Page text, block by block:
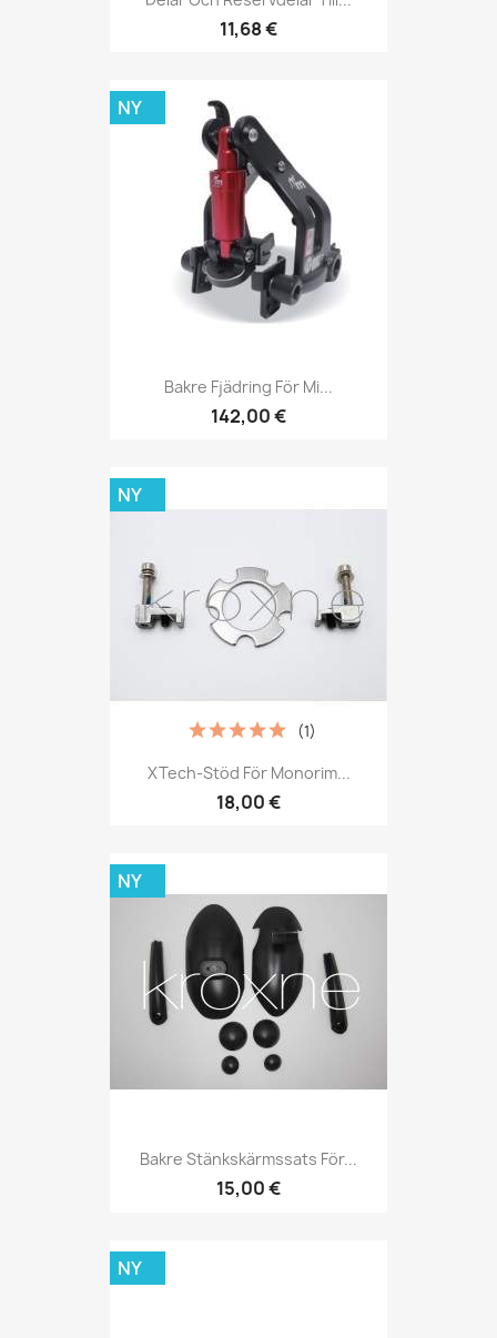
11,68 €
Bakre Fjädring För Mi...
142,00 €
NY
XTech-Stöd För Monorim...
18,00 €
(1)
NY
Bakre Stänkskärmssats För...
15,00 €
NY
NY